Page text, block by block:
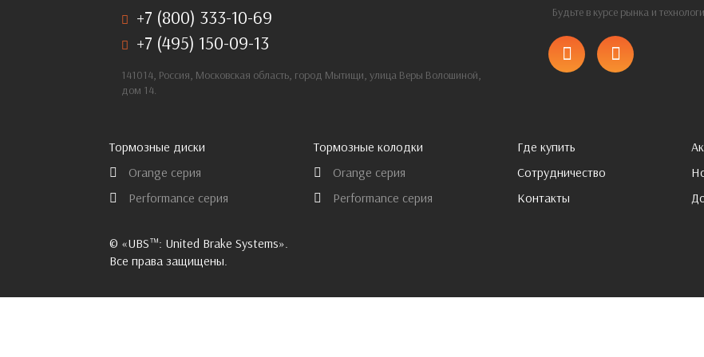
+7 (800) 333-10-69
+7 (495) 150-09-13
141014, Россия, Московская область, город Мытищи, улица Веры Волошиной,
дом 14.
Будьте в курсе рынка и
Тормозные диски
Orange серия
Performance серия
Тормозные колодки
Orange серия
Performance серия
Где купить
Сотрудничество
Контакты
© «UBS™: United Brake Systems».
Все права защищены.